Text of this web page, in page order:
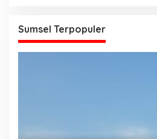
Sumsel Terpopuler